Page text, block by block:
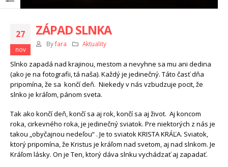
27
nov
ZÁPAD SLNKA
By fara Aktuality
Slnko zapadá nad krajinou, mestom a nevyhne sa mu ani dedina
(ako je na fotografii, tá naša). Každý je jedinečný. Táto časť dňa
pripomína, že sa končí deň. Niekedy v nás vzbudzuje pocit, že
slnko je kráľom, pánom sveta.
Tak ako končí deň, končí sa aj rok, končí sa aj život. Aj koncom
roka, cirkevného roka, je jedinečný sviatok. Pre niektorých z nás je
takou „obyčajnou nedeľou“ . Je to sviatok KRISTA KRÁĽA. Sviatok,
ktorý pripomína, že Kristus je kráľom nad svetom, aj nad slnkom. Je
Kráľom lásky. On je Ten, ktorý dáva slnku vychádzať aj zapadať.